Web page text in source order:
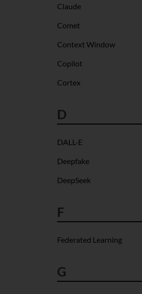
Claude
Comet
Context Window
Copilot
Cortex
D
DALL-E
Deepfake
DeepSeek
F
Federated Learning
G